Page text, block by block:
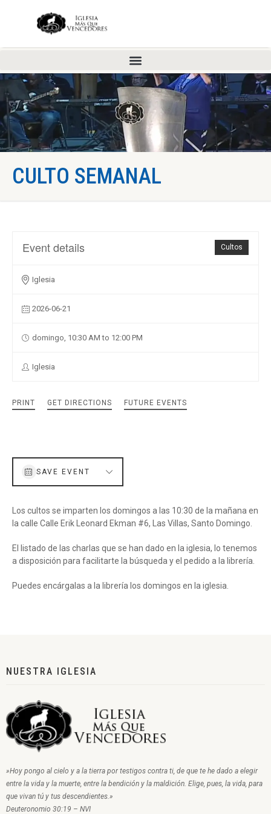
CULTO SEMANAL
Cultos
Event details
Iglesia
2026-06-21
domingo, 10:30 AM to 12:00 PM
Iglesia
PRINT GET DIRECTIONS FUTURE EVENTS
SAVE EVENT
Los cultos se imparten los domingos a las 10:30 de la mañana en
la calle Calle Erik Leonard Ekman #6, Las Villas, Santo Domingo.
El listado de las charlas que se han dado en la iglesia, lo tenemos
a disposición para facilitarte la búsqueda y el pedido a la librería.
Puedes encárgalas a la librería los domingos en la iglesia.
NUESTRA IGLESIA
»Hoy pongo al cielo y a la tierra por testigos contra ti, de que te he dado a elegir
entre la vida y la muerte, entre la bendición y la maldición. Elige, pues, la vida, para
que vivan tú y tus descendientes.»
Deuteronomio 30:19 – NVI